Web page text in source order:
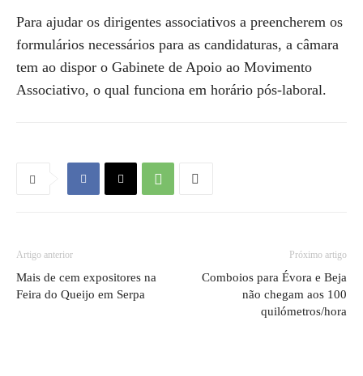
Para ajudar os dirigentes associativos a preencherem os
formulários necessários para as candidaturas, a câmara
tem ao dispor o Gabinete de Apoio ao Movimento
Associativo, o qual funciona em horário pós-laboral.
Artigo anterior
Mais de cem expositores na
Feira do Queijo em Serpa
Próximo artigo
Comboios para Évora e Beja
não chegam aos 100
quilómetros/hora